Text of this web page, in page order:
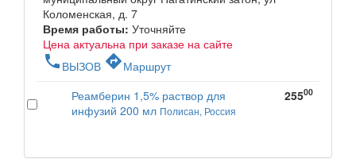
Коломенская, д. 7
Время работы: Уточняйте
Цена актуальна при заказе на сайте
phone ВЫЗОВ directionsМаршрут
Реамберин 1,5% раствор для
инфузий 200 мл Полисан, Россия
25500